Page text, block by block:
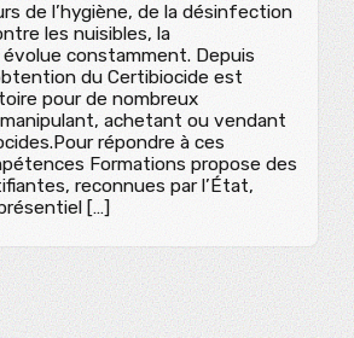
de l’hygiène, de la désinfection
les nuisibles, la
constamment. Depuis
du Certibiocide est
pour de nombreux
achetant ou vendant
répondre à ces
Formations propose des
reconnues par l’État,
[…]